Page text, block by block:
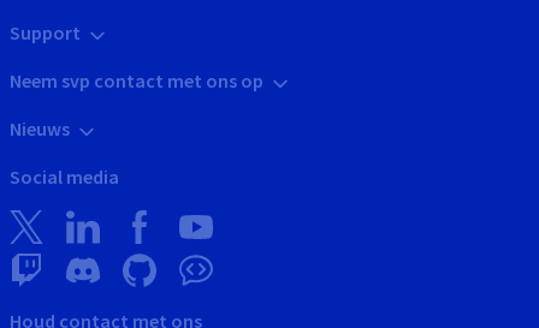
Support
Neem svp contact met ons op
Nieuws
Social media
Houd contact met ons